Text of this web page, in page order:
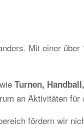
Mit einer
Turnen,
an Aktivitäten
fördern wir